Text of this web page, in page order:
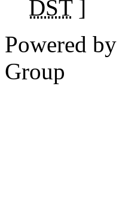
DST]
Powered by
Group